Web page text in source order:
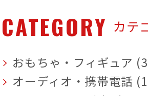
CATEGORY カテ
おもちゃ・フィギュア
オーディオ・携帯電話